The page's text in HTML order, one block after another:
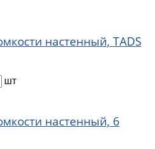
настенный, TADS
шт
настенный, 6